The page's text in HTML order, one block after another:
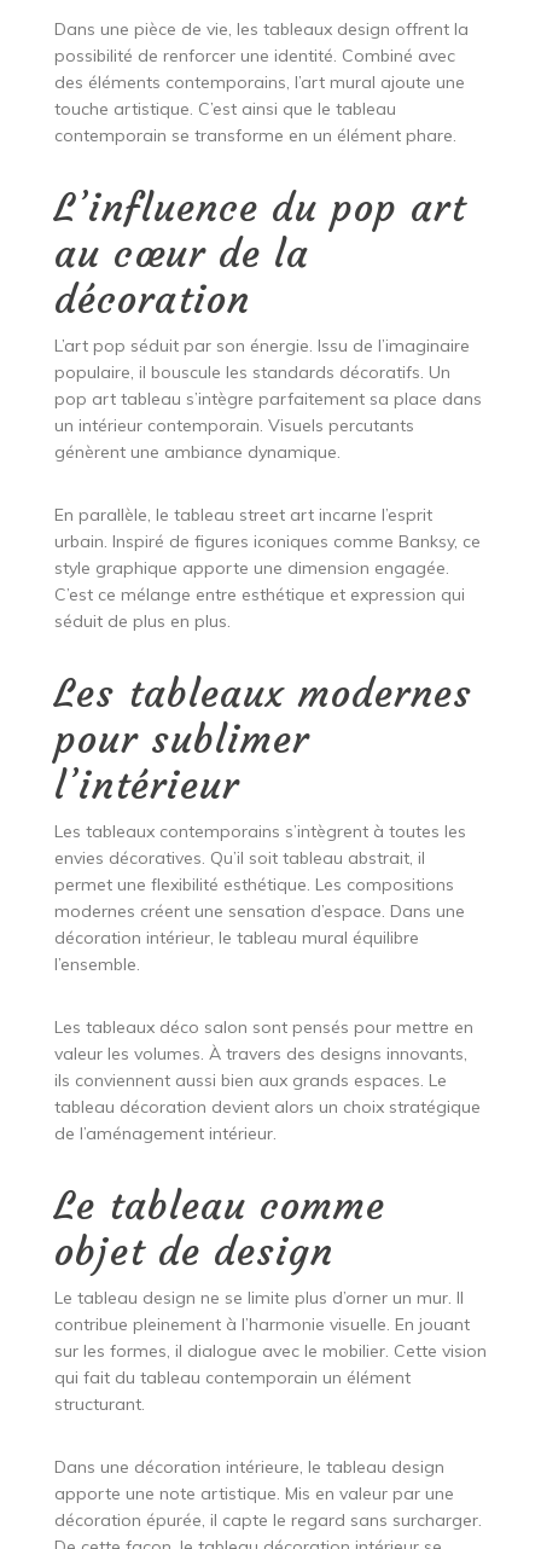
Dans une pièce de vie, les tableaux design offrent la
possibilité de renforcer une identité. Combiné avec
des éléments contemporains, l’art mural ajoute une
touche artistique. C’est ainsi que le tableau
contemporain se transforme en un élément phare.
L’influence du pop art
au cœur de la
décoration
L’art pop séduit par son énergie. Issu de l’imaginaire
populaire, il bouscule les standards décoratifs. Un
pop art tableau s’intègre parfaitement sa place dans
un intérieur contemporain. Visuels percutants
génèrent une ambiance dynamique.
En parallèle, le tableau street art incarne l’esprit
urbain. Inspiré de figures iconiques comme Banksy, ce
style graphique apporte une dimension engagée.
C’est ce mélange entre esthétique et expression qui
séduit de plus en plus.
Les tableaux modernes
pour sublimer
l’intérieur
Les tableaux contemporains s’intègrent à toutes les
envies décoratives. Qu’il soit tableau abstrait, il
permet une flexibilité esthétique. Les compositions
modernes créent une sensation d’espace. Dans une
décoration intérieur, le tableau mural équilibre
l’ensemble.
Les tableaux déco salon sont pensés pour mettre en
valeur les volumes. À travers des designs innovants,
ils conviennent aussi bien aux grands espaces. Le
tableau décoration devient alors un choix stratégique
de l’aménagement intérieur.
Le tableau comme
objet de design
Le tableau design ne se limite plus d’orner un mur. Il
contribue pleinement à l’harmonie visuelle. En jouant
sur les formes, il dialogue avec le mobilier. Cette vision
qui fait du tableau contemporain un élément
structurant.
Dans une décoration intérieure, le tableau design
apporte une note artistique. Mis en valeur par une
décoration épurée, il capte le regard sans surcharger.